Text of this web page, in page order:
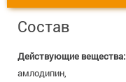
Состав
Действующие вещества:
амлодипин,